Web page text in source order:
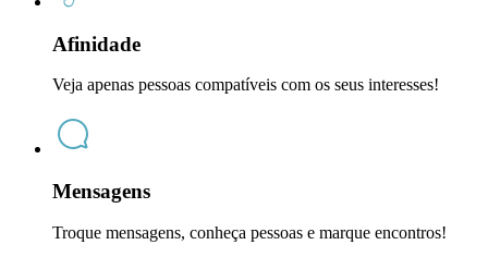
Afinidade
Veja apenas pessoas compatíveis com os seus interesses!
Mensagens
Troque mensagens, conheça pessoas e marque encontros!